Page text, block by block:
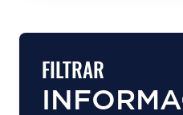
FILTRAR